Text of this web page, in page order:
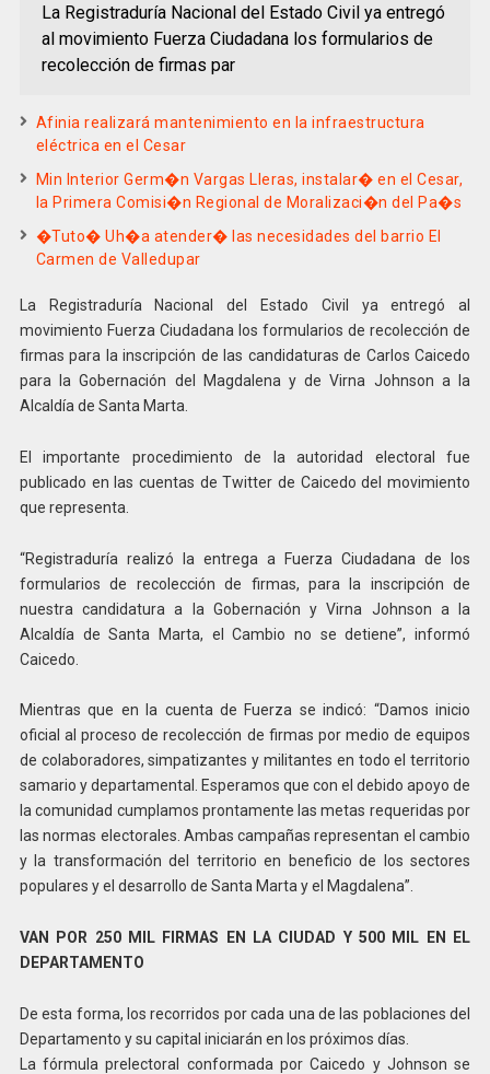
La Registraduría Nacional del Estado Civil ya entregó
al movimiento Fuerza Ciudadana los formularios de
recolección de firmas par
Afinia realizará mantenimiento en la infraestructura
eléctrica en el Cesar
Min Interior Germ�n Vargas Lleras, instalar� en el Cesar,
la Primera Comisi�n Regional de Moralizaci�n del Pa�s
�Tuto� Uh�a atender� las necesidades del barrio El
Carmen de Valledupar
La Registraduría Nacional del Estado Civil ya entregó al
movimiento Fuerza Ciudadana los formularios de recolección de
firmas para la inscripción de las candidaturas de Carlos Caicedo
para la Gobernación del Magdalena y de Virna Johnson a la
Alcaldía de Santa Marta.
El importante procedimiento de la autoridad electoral fue
publicado en las cuentas de Twitter de Caicedo del movimiento
que representa.
“Registraduría realizó la entrega a Fuerza Ciudadana de los
formularios de recolección de firmas, para la inscripción de
nuestra candidatura a la Gobernación y Virna Johnson a la
Alcaldía de Santa Marta, el Cambio no se detiene”, informó
Caicedo.
Mientras que en la cuenta de Fuerza se indicó: “Damos inicio
oficial al proceso de recolección de firmas por medio de equipos
de colaboradores, simpatizantes y militantes en todo el territorio
samario y departamental. Esperamos que con el debido apoyo de
la comunidad cumplamos prontamente las metas requeridas por
las normas electorales. Ambas campañas representan el cambio
y la transformación del territorio en beneficio de los sectores
populares y el desarrollo de Santa Marta y el Magdalena”.
VAN POR 250 MIL FIRMAS EN LA CIUDAD Y 500 MIL EN EL
DEPARTAMENTO
De esta forma, los recorridos por cada una de las poblaciones del
Departamento y su capital iniciarán en los próximos días.
La fórmula prelectoral conformada por Caicedo y Johnson se